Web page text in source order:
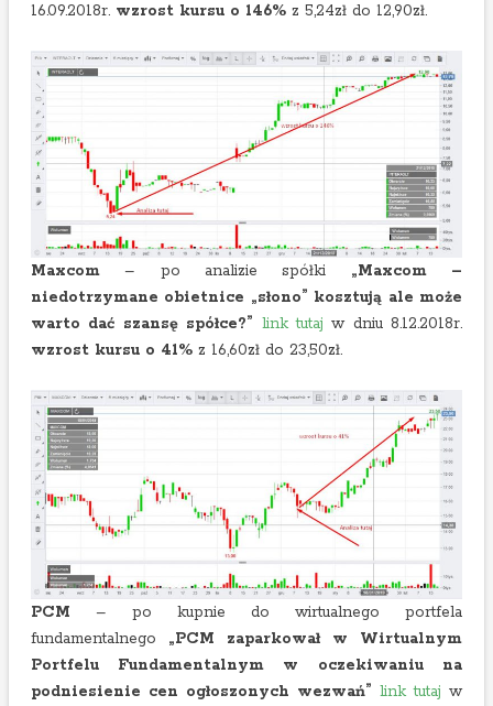
16.09.2018r. wzrost kursu o 146%z 5,24zł do 12,90zł.
Maxcom– po analizie spółki „Maxcom –
niedotrzymane obietnice „słono” kosztują ale może
warto dać szansę spółce?” link tutaj w dniu 8.12.2018r.
wzrost kursu o 41%z 16,60zł do 23,50zł.
PCM – po kupnie do wirtualnego portfela
fundamentalnego „PCM zaparkował w Wirtualnym
Portfelu Fundamentalnym w oczekiwaniu na
podniesienie cen ogłoszonych wezwań” link tutaj w